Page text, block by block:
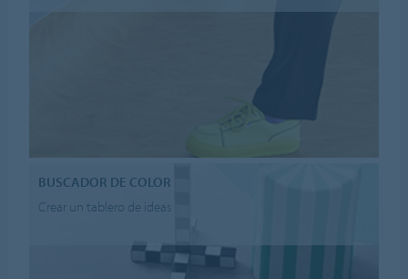
BUSCADOR DE COLOR
Crear un tablero de ideas